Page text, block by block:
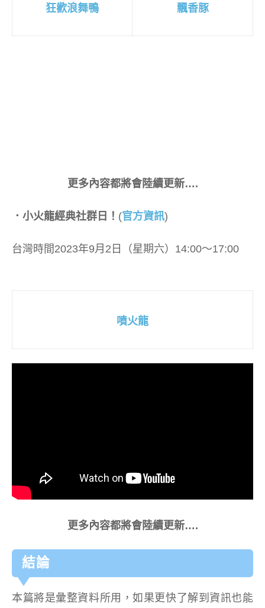
狂歡浪舞鴨 飄香豚
更多內容都將會陸續更新….
．小火龍經典社群日！ (官方資訊)
台灣時間2023年9月2日（星期六）14:00～17:00
噴火龍
更多內容都將會陸續更新….
結論
本篇將是彙整資料所用，如果更快了解到資訊也能